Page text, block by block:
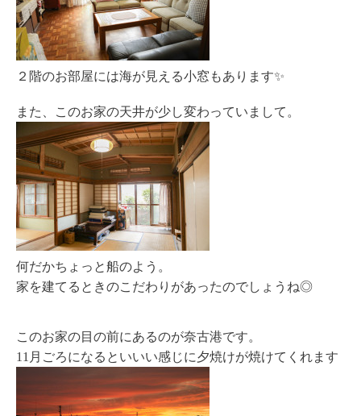
２階のお部屋には海が見える小窓もあります✨
また、このお家の天井が少し変わっていまして。
何だかちょっと船のよう。
家を建てるときのこだわりがあったのでしょうね◎
このお家の目の前にあるのが奈古港です。
11月ごろになるといいい感じに夕焼けが焼けてくれます